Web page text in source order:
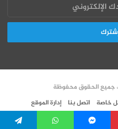
خاصة اتصل بنا
إدارة الموقع
VERSION FR